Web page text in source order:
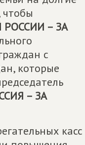
– ЗА
с
которые
– ЗА
касс